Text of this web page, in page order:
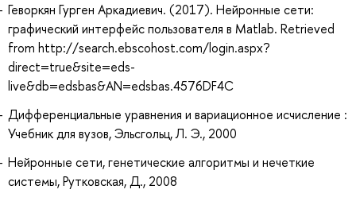
Геворкян Гурген Аркадиевич. (2017). Нейронные сети:
графический интерфейс пользователя в Matlab. Retrieved
from http://search.ebscohost.com/login.aspx?
direct=true&site=eds-
live&db=edsbas&AN=edsbas.4576DF4C
Дифференциальные уравнения и вариационное исчисление :
Учебник для вузов, Эльсгольц, Л. Э., 2000
Нейронные сети, генетические алгоритмы и нечеткие
системы, Рутковская, Д., 2008